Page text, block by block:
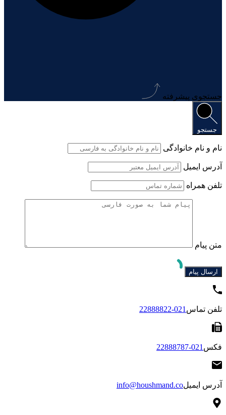
جستجوی پیشرفته
جستجو
نام و نام خانوادگی
آدرس ایمیل
تلفن همراه
متن پیام
تلفن تماس 021-22888822
فکس 021-22888787
آدرس ایمیلinfo@houshmand.co